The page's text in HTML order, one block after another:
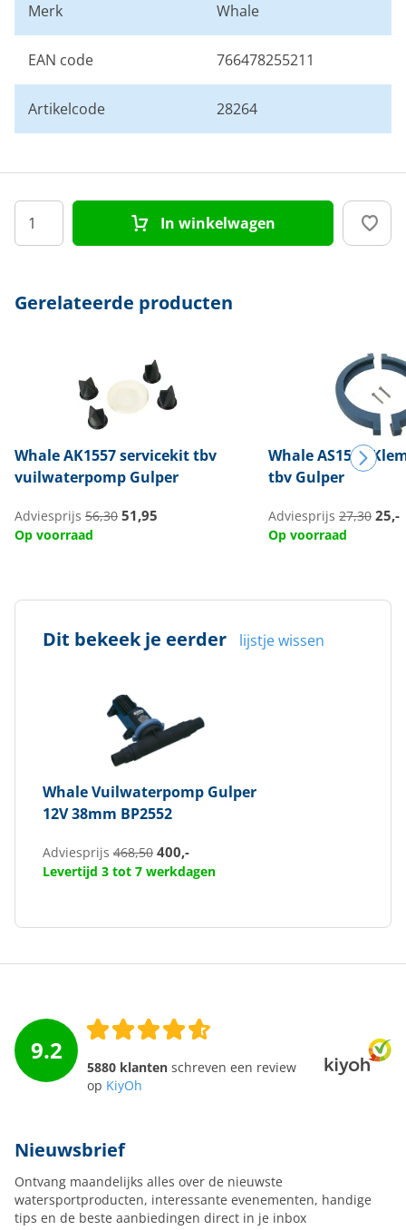
Merk Whale
EAN code 766478255211
Artikelcode 28264
In winkelwagen
Gerelateerde producten
WhaleAK1557 servicekit tbv
vuilwaterpomp Gulper
Adviesprijs 56,30 51,95
Op voorraad
WhaleAS1562
tbv Gulper
Adviesprijs 27,30 25,-
Op voorraad
Dit bekeek je eerder lijstje wissen
WhaleVuilwaterpomp Gulper
12V 38mm BP2552
Adviesprijs 468,50 400,-
Levertijd 3 tot 7 werkdagen
9.2
5880 klanten schreven een review
op KiyOh
Nieuwsbrief
Ontvang maandelijks alles over de nieuwste
watersportproducten, interessante evenementen, handige
tips en de beste aanbiedingen direct in je inbox